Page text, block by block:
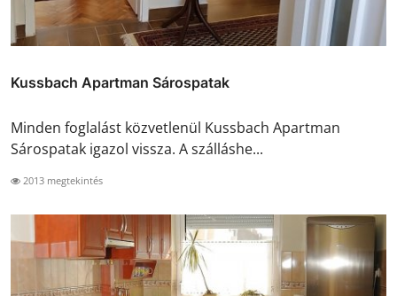
Kussbach Apartman Sárospatak
Minden foglalást közvetlenül Kussbach Apartman
Sárospatak igazol vissza. A szálláshe...
2013 megtekintés